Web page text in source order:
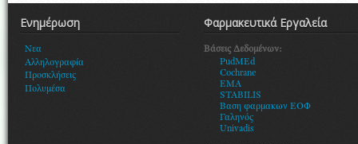
Ενημέρωση
Νεα
Αλληλογραφία
Προσκλήσεις
Πολυμέσα
Φαρμακευτικά Εργαλεία
Βάσεις Δεδομένων:
PudMEd
Cochrane
EMA
STABILIS
Βαση φαρμακων ΕΟΦ
Γαληνός
Univadis